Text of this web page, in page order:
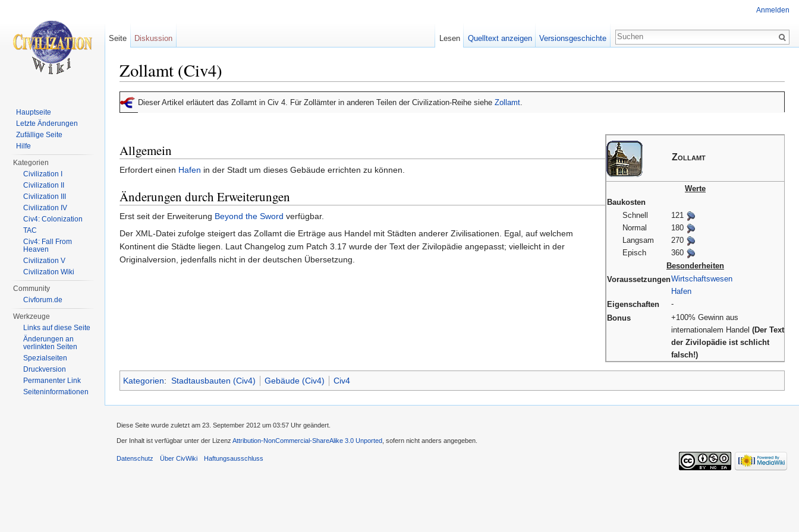
Zollamt (Civ4)
Dieser Artikel erläutert das Zollamt in Civ 4. Für Zollämter in anderen Teilen der Civilization-Reihe siehe Zollamt.
Zollamt
Werte
Baukosten
Schnell
121
Normal
180
Langsam
270
Episch
360
Besonderheiten
VoraussetzungenWirtschaftswesen
Hafen
Eigenschaften
-
Bonus
+100% Gewinn aus
internationalem Handel (Der Text
der Zivilopädie ist schlicht
falsch!)
Allgemein
Erfordert einen Hafen in der Stadt um dieses Gebäude errichten zu können.
Änderungen durch Erweiterungen
Erst seit der Erweiterung Beyond the Sword verfügbar.
Der XML-Datei zufolge steigert das Zollamt die Erträge aus Handel mit Städten anderer Zivilisationen. Egal, auf welchem
Kontinent die Städte liegen. Laut Changelog zum Patch 3.17 wurde der Text der Zivilopädie angepasst; vielleicht in der
Originalversion, jedenfalls nicht in der deutschen Übersetzung.
Kategorien: Stadtausbauten (Civ4) Gebäude (Civ4) Civ4
Anmelden
Seite Diskussion Lesen Quelltext anzeigen Versionsgeschichte
Hauptseite
Letzte Änderungen
Zufällige Seite
Hilfe
Kategorien
Civilization I
Civilization II
Civilization III
Civilization IV
Civ4: Colonization
TAC
Civ4: Fall From
Heaven
Civilization V
Civilization Wiki
Community
Civforum.de
Werkzeuge
Links auf diese Seite
Änderungen an
verlinkten Seiten
Spezialseiten
Druckversion
Permanenter Link
Seiten­informationen
Diese Seite wurde zuletzt am 23. September 2012 um 03:57 Uhr geändert.
Der Inhalt ist verfügbar unter der Lizenz Attribution-NonCommercial-ShareAlike 3.0 Unported , sofern nicht anders angegeben.
Datenschutz Über CivWiki Haftungsausschluss